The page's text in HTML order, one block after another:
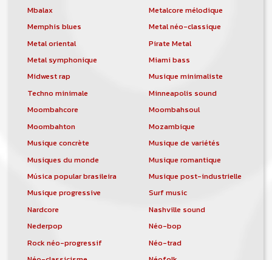
Mbalax
Metalcore mélodique
Memphis blues
Metal néo-classique
Metal oriental
Pirate Metal
Metal symphonique
Miami bass
Midwest rap
Musique minimaliste
Techno minimale
Minneapolis sound
Moombahcore
Moombahsoul
Moombahton
Mozambique
Musique concrète
Musique de variétés
Musiques du monde
Musique romantique
Música popular brasileira
Musique post-industrielle
Musique progressive
Surf music
Nardcore
Nashville sound
Nederpop
Néo-bop
Rock néo-progressif
Néo-trad